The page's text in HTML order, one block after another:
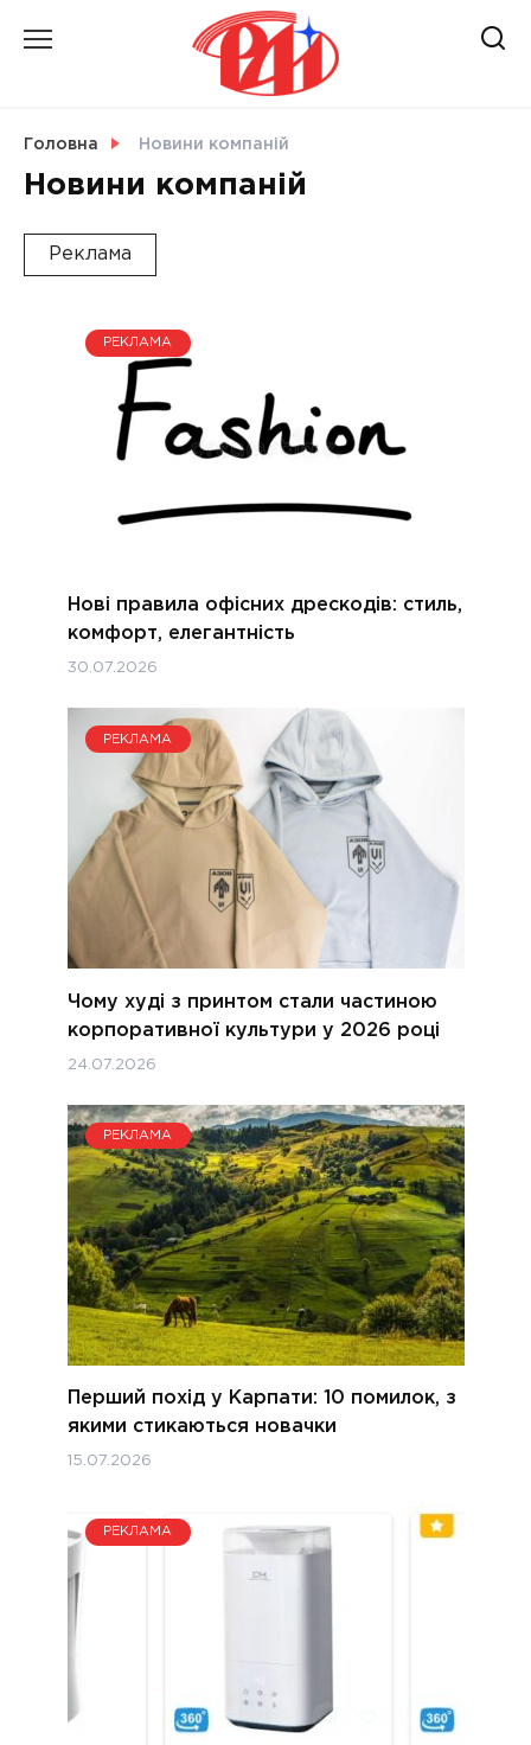
СВІТ
Головна Новини компаній
Новини компаній
Реклама
РЕКЛАМА
Нові правила офісних дрескодів: стиль,
комфорт, елегантність
30.07.2026
РЕКЛАМА
Чому худі з принтом стали частиною
корпоративної культури у 2026 році
24.07.2026
РЕКЛАМА
Перший похід у Карпати: 10 помилок, з
якими стикаються новачки
15.07.2026
РЕКЛАМА